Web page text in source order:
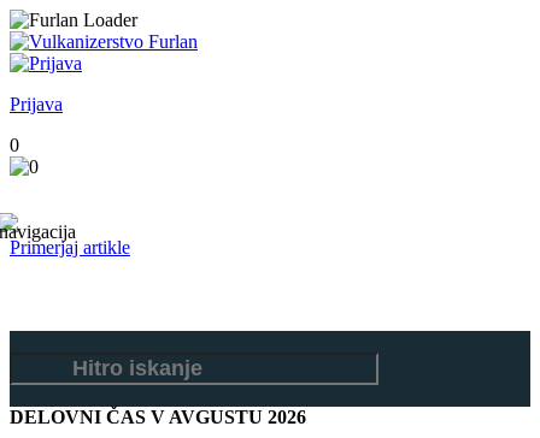
Prijava
0
Primerjaj artikle
DELOVNI ČAS V AVGUSTU 2026